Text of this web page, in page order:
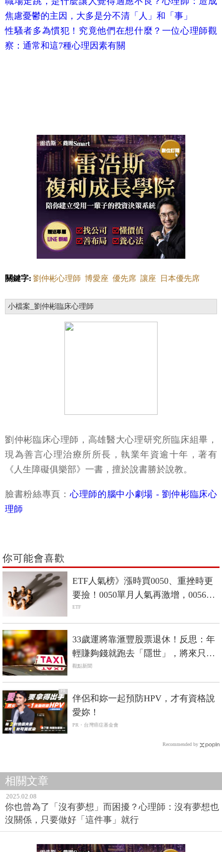
焦慮憂鬱的主因，大多是分不清「人」和「事」
性騷者多為慣犯！究竟他們在想什麼？一位心理師觀
察：通常和這7種心理因素有關
關鍵字: 劉仲彬心理師 博愛座 優先席 讓座 日本優先席
小檔案_劉仲彬臨床心理師
劉仲彬臨床心理師，高雄醫大心理研究所臨床組畢，
現為善言心理治療所所長，執業年資逾十年，著有
《人生障礙俱樂部》一書，擅於說書勝於說教。
臉書粉絲專頁：心理師的腦中小劇場 - 劉仲彬臨床心
理師
你可能會喜歡
ETF人氣榜》漲時買0050、重挫時更
要撿！0050單月人氣再激增，0056重
返人氣二哥
ETF
33歲運將靠滙豐股票退休！反思：年
輕賺夠錢就跑去「隱世」，將來只會
失去更多
觀點新聞
PR
伴侶和妳一起預防HPV，才有資格說
愛妳！
PR・台灣癌症基金會
Recommended by
相關文章
2025.02.08
你也曾為了「沒有夢想」而困擾？心理師：沒有夢想也
沒關係，只要做好「這件事」就行